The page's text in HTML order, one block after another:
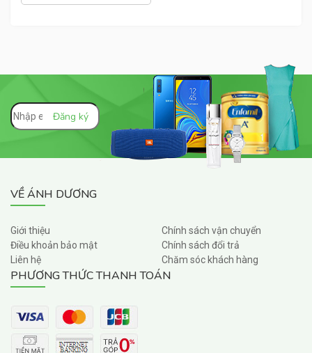
VỀ ÁNH DƯƠNG
Giới thiệu
Điều khoản bảo mật
Liên hệ
Chính sách vận chuyển
Chính sách đổi trả
Chăm sóc khách hàng
PHƯƠNG THỨC THANH TOÁN